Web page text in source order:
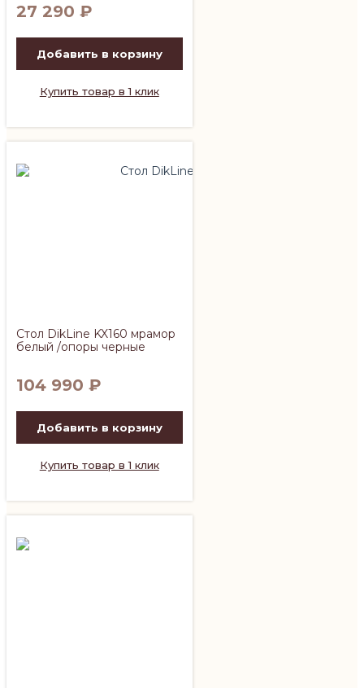
27 290 ₽
Добавить в корзину
Купить товар в 1 клик
Стол DikLine KX160 мрамор
белый /опоры черные
104 990 ₽
Добавить в корзину
Купить товар в 1 клик